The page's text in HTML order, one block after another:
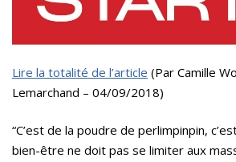
Lire la totalité de l’article (Par Camille
Lemarchand – 04/09/2018)
“C’est de la poudre de perlimpinpin,
bien-être ne doit pas se limiter aux